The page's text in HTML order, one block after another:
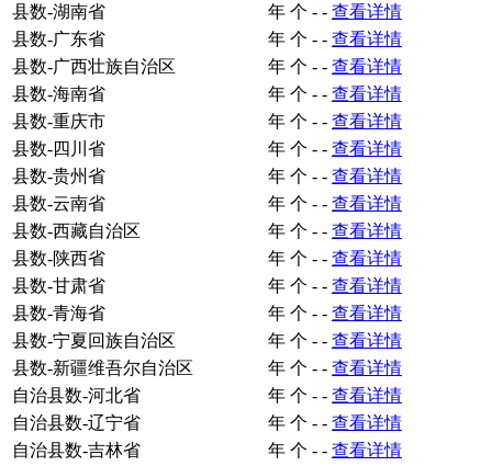
县数-湖南省
年 个 - - 查看详情
县数-广东省
年 个 - - 查看详情
县数-广西壮族自治区
年 个 - - 查看详情
县数-海南省
年 个 - - 查看详情
县数-重庆市
年 个 - - 查看详情
县数-四川省
年 个 - - 查看详情
县数-贵州省
年 个 - - 查看详情
县数-云南省
年 个 - - 查看详情
县数-西藏自治区
年 个 - - 查看详情
县数-陕西省
年 个 - - 查看详情
县数-甘肃省
年 个 - - 查看详情
县数-青海省
年 个 - - 查看详情
县数-宁夏回族自治区
年 个 - - 查看详情
县数-新疆维吾尔自治区
年 个 - - 查看详情
自治县数-河北省
年 个 - - 查看详情
自治县数-辽宁省
年 个 - - 查看详情
自治县数-吉林省
年 个 - - 查看详情